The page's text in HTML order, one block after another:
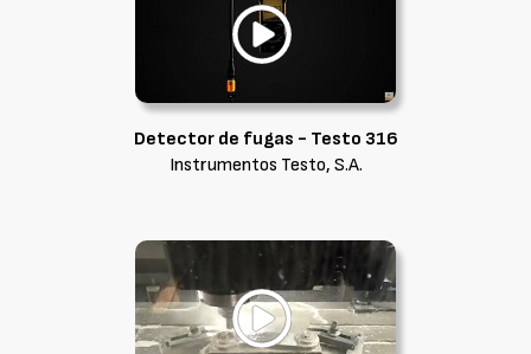
Detector de fugas - Testo 316
Instrumentos Testo, S.A.